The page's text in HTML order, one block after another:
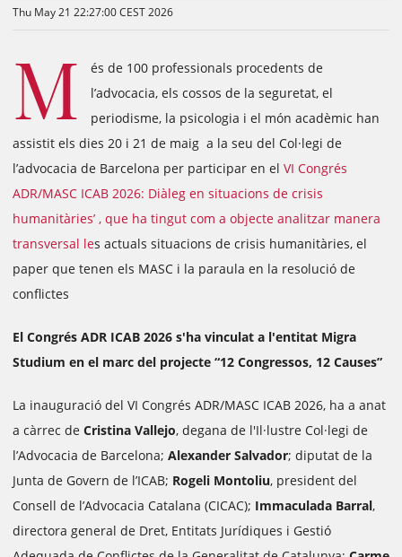
Thu May 21 22:27:00 CEST 2026
M
és de 100 professionals procedents de
l’advocacia, els cossos de la seguretat, el
periodisme, la psicologia i el món acadèmic han
assistit els dies 20 i 21 de maig a la seu del Col·legi de
l’advocacia de Barcelona per participar en el VI Congrés
ADR/MASC ICAB 2026: Diàleg en situacions de crisis
humanitàries’ , que ha tingut com a objecte analitzar manera
transversal les actuals situacions de crisis humanitàries, el
paper que tenen els MASC i la paraula en la resolució de
conflictes
El Congrés ADR ICAB 2026 s'ha vinculat a l'entitat Migra
Studium en el marc del projecte “12 Congressos, 12 Causes”
La inauguració del VI Congrés ADR/MASC ICAB 2026, ha a anat
a càrrec de Cristina Vallejo, degana de l'Il·lustre Col·legi de
l’Advocacia de Barcelona; Alexander Salvador; diputat de la
Junta de Govern de l’ICAB; Rogeli Montoliu, president del
Consell de l’Advocacia Catalana (CICAC); Immaculada Barral,
directora general de Dret, Entitats Jurídiques i Gestió